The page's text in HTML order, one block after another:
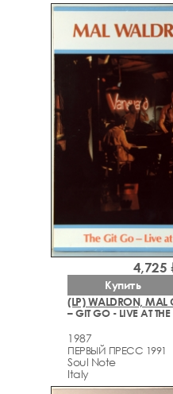
(LP) WALDRON, MAL
– GIT GO - LIVE AT
1987
ПЕРВЫЙ ПРЕСС 1991
Soul Note
Italy
4,725
Купить